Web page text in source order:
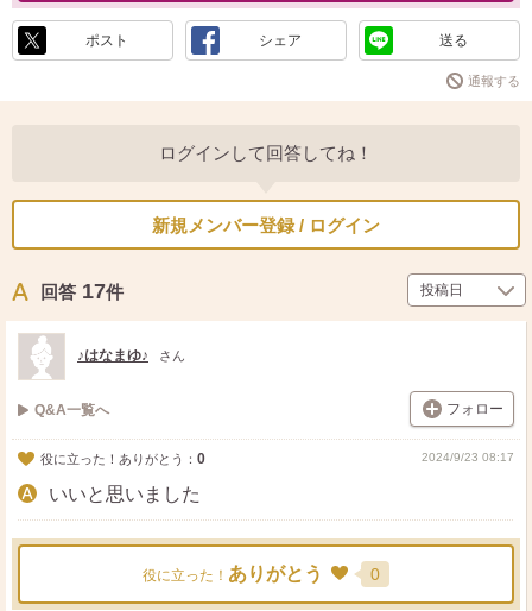
ポスト シェア 送る
通報する
ログインして回答してね！
新規メンバー登録 / ログイン
回答 17件
♪はなまゆ♪ さん
Q&A一覧へ フォロー
役に立った！ありがとう： 0 2024/9/23 08:17
いいと思いました
役に立った！ ありがとう 0